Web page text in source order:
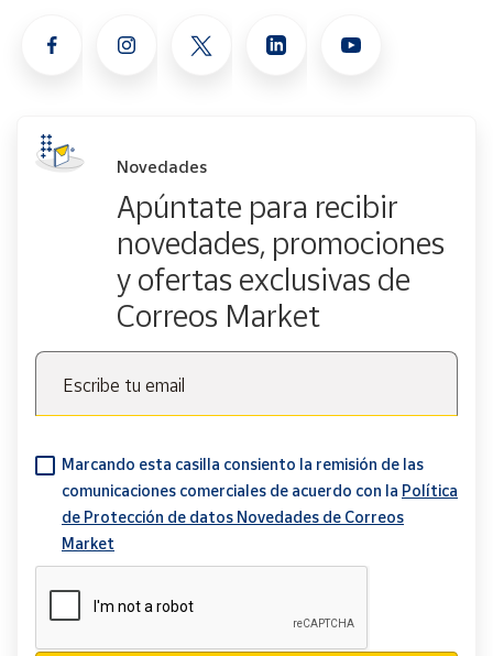
Novedades
Apúntate para recibir
novedades, promociones
y ofertas exclusivas de
Correos Market
Escribe tu email
Marcando esta casilla consiento la remisión de las
comunicaciones comerciales de acuerdo con la Política
de Protección de datos Novedades de Correos
Market